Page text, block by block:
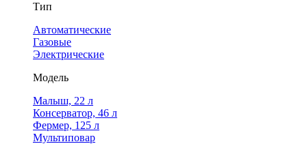
Тип
Автоматические
Газовые
Электрические
Модель
Малыш, 22 л
Консерватор, 46 л
Фермер, 125 л
Мультиповар